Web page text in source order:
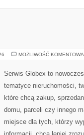
MOŻLIWOŚĆ
Serwis Globex to
tematyce nieruchomości,
które chcą zakup,
domu, parceli czy innego
miejsce dla tych, którzy